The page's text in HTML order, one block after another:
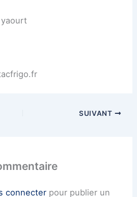
SUIVANT
connecterpour publier un